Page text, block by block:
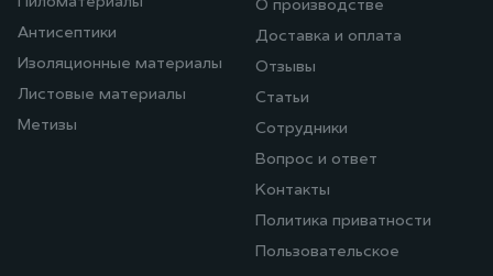
Антисептики
Изоляционные материалы
Листовые материалы
Метизы
О производстве
Доставка и оплата
Отзывы
Статьи
Сотрудники
Вопрос и ответ
Контакты
Политика приватности
Пользовательское